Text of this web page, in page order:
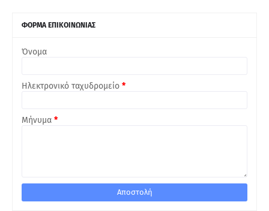
ΦΟΡΜΑ ΕΠΙΚΟΙΝΩΝΙΑΣ
Όνομα
Ηλεκτρονικό ταχυδρομείο *
Μήνυμα *